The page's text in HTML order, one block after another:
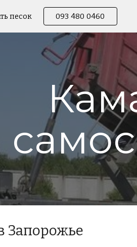
песок 093 480 0460
Запорожье